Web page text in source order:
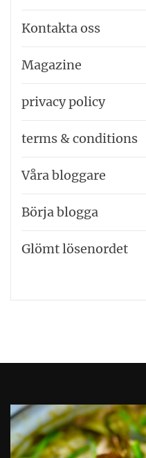
Kontakta oss
Magazine
privacy policy
terms & conditions
Våra bloggare
Börja blogga
Glömt lösenordet